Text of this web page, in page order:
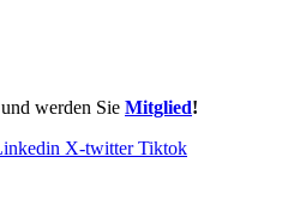
werden Sie Mitglied!
X-twitter Tiktok